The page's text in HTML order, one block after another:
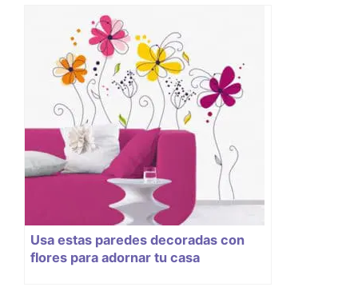
Usa estas paredes decoradas con
flores para adornar tu casa